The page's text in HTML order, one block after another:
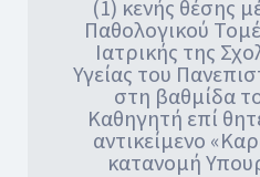
(1) κενής θέσης
Παθολογικού
Ιατρικής της
Υγείας του
στη βαθμίδα
Καθηγητή επί
αντικείμενο
κατανομή